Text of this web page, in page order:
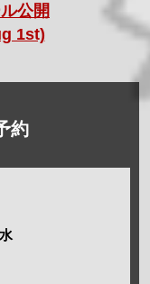
公開
1st)
約
水